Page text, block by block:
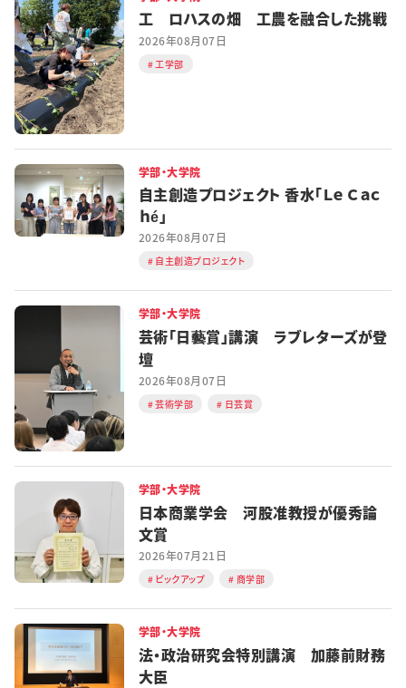
工 ロハスの畑 工農を融合した挑戦
2026年08月07日
工学部
学部・大学院
自主創造プロジェクト 香水「Ｌｅ Ｃａｃ
ｈé」
2026年08月07日
自主創造プロジェクト
学部・大学院
芸術「日藝賞」講演 ラブレターズが登
壇
2026年08月07日
芸術学部 日芸賞
学部・大学院
日本商業学会 河股准教授が優秀論
文賞
2026年07月21日
ピックアップ 商学部
学部・大学院
法・政治研究会特別講演 加藤前財務
大臣